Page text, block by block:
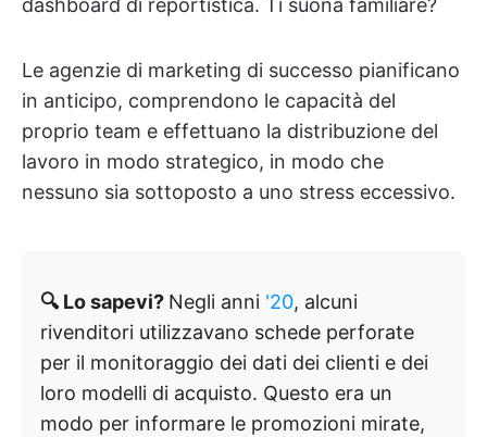
dashboard di reportistica. Ti suona familiare?
Le agenzie di marketing di successo pianificano
in anticipo, comprendono le capacità del
proprio team e effettuano la distribuzione del
lavoro in modo strategico, in modo che
nessuno sia sottoposto a uno stress eccessivo.
🔍 Lo sapevi? Negli anni '20, alcuni
rivenditori utilizzavano schede perforate
per il monitoraggio dei dati dei clienti e dei
loro modelli di acquisto. Questo era un
modo per informare le promozioni mirate,